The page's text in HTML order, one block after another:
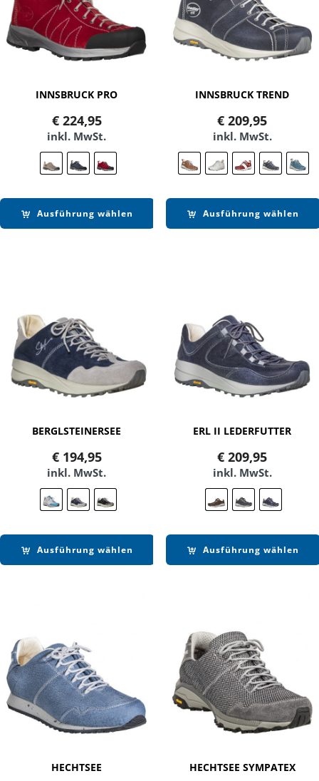
INNSBRUCK PRO
€224,95
inkl. MwSt.
Ausführung wählen
INNSBRUCK TREND
€ 209,95
inkl. MwSt.
Ausführung wählen
BERGLSTEINERSEE
€194,95
inkl. MwSt.
Ausführung wählen
ERL II LEDERFUTTER
€ 209,95
inkl. MwSt.
Ausführung wählen
HECHTSEE HECHTSEE SYMPATEX